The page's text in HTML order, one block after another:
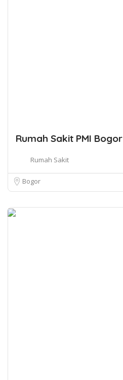
Rumah Sakit PMI Bogor
Rumah Sakit
Bogor